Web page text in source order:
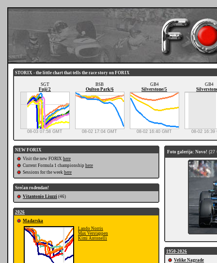
STORIX - the little chart that tells the race story on FORIX
SGT
Fuji/2
08-03 07:58 GMT
BSB
Oulton Park/6
08-02 17:04 GMT
GB4
Silverstone/5
08-02 16:40 GMT
GB4
08-02 16:39
NEW FORIX
Visit the new FORIX here
Current Formula 1 championship here
Sessions for the week here
Srećan rođendan!
Vitantonio Liuzzi (46)
2026
Mađarska
Lando Norris
Max Verstappen
Kimi Antonelli
Foto galerija: Novo! (27
1950-2026
Velike Nagrade